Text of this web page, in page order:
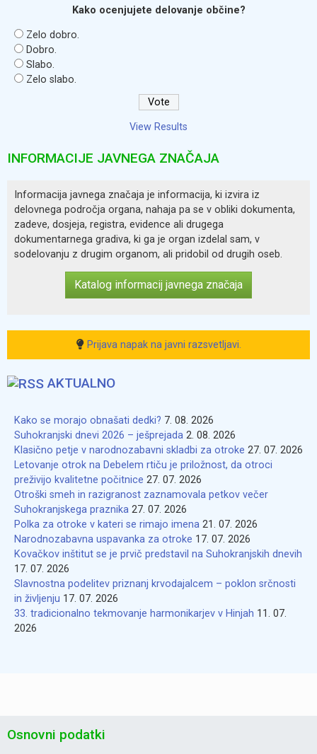
Kako ocenjujete delovanje občine?
Zelo dobro.
Dobro.
Slabo.
Zelo slabo.
View Results
INFORMACIJE JAVNEGA ZNAČAJA
Informacija javnega značaja je informacija, ki izvira iz
delovnega področja organa, nahaja pa se v obliki dokumenta,
zadeve, dosjeja, registra, evidence ali drugega
dokumentarnega gradiva, ki ga je organ izdelal sam, v
sodelovanju z drugim organom, ali pridobil od drugih oseb.
Katalog informacij javnega značaja
Prijava napak na javni razsvetljavi.
AKTUALNO
Kako se morajo obnašati dedki? 7. 08. 2026
Suhokranjski dnevi 2026 – ješprejada 2. 08. 2026
Klasično petje v narodnozabavni skladbi za otroke 27. 07. 2026
Letovanje otrok na Debelem rtiču je priložnost, da otroci
preživijo kvalitetne počitnice 27. 07. 2026
Otroški smeh in razigranost zaznamovala petkov večer
Suhokranjskega praznika 27. 07. 2026
Polka za otroke v kateri se rimajo imena 21. 07. 2026
Narodnozabavna uspavanka za otroke 17. 07. 2026
Kovačkov inštitut se je prvič predstavil na Suhokranjskih dnevih
17. 07. 2026
Slavnostna podelitev priznanj krvodajalcem – poklon srčnosti
in življenju 17. 07. 2026
33. tradicionalno tekmovanje harmonikarjev v Hinjah 11. 07.
2026
Osnovni podatki